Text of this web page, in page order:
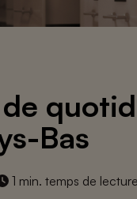
Bas
1 min. temps de lecture